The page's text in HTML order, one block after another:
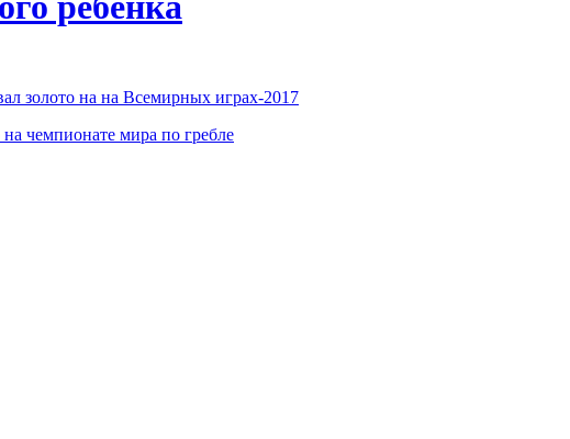
золото на на Всемирных играх-2017
чемпионате мира по гребле